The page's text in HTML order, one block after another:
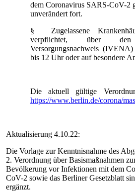
dem Coronavirus SARS-CoV-2
unverändert fort.
§ Zugelassene
verpflichtet, über den
Versorgungsnachweis
bis 12 Uhr oder auf besondere
Die aktuell gültige
https://www.berlin.de/corona/
Aktualisierung 4.10.22:
Die Vorlage zur Kenntnisnahme des
2. Verordnung über Basismaßnahmen
Bevölkerung vor Infektionen mit dem
CoV-2 sowie das Berliner Gesetzblatt
ergänzt.